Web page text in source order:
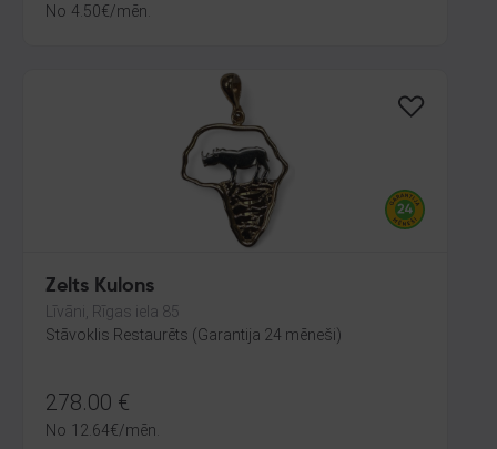
No 4.50€/mēn.
Zelts Kulons
Līvāni, Rīgas iela 85
Stāvoklis Restaurēts (Garantija 24 mēneši)
278.00 €
No 12.64€/mēn.